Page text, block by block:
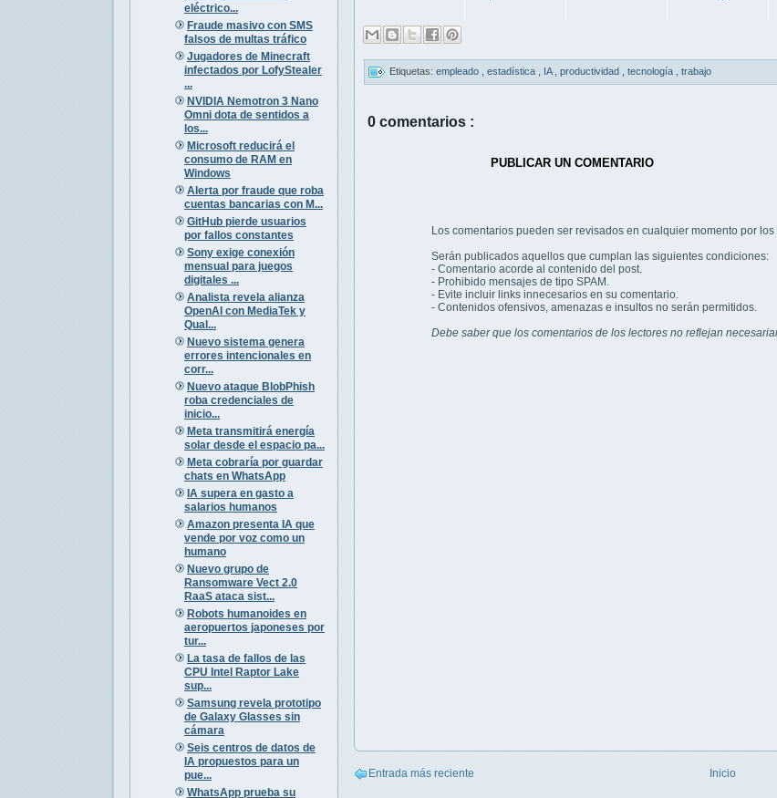
eléctrico...
Fraude masivo con SMS
falsos de multas tráfico
Jugadores de Minecraft
infectados por LofyStealer
...
NVIDIA Nemotron 3 Nano
Omni dota de sentidos a
los...
Microsoft reducirá el
consumo de RAM en
Windows
Alerta por fraude que roba
cuentas bancarias con M...
GitHub pierde usuarios
por fallos constantes
Sony exige conexión
mensual para juegos
digitales ...
Analista revela alianza
OpenAI con MediaTek y
Qual...
Nuevo sistema genera
errores intencionales en
corr...
Nuevo ataque BlobPhish
roba credenciales de
inicio...
Meta transmitirá energía
solar desde el espacio pa...
Meta cobraría por guardar
chats en WhatsApp
IA supera en gasto a
salarios humanos
Amazon presenta IA que
vende por voz como un
humano
Nuevo grupo de
Ransomware Vect 2.0
RaaS ataca sist...
Robots humanoides en
aeropuertos japoneses por
tur...
La tasa de fallos de las
CPU Intel Raptor Lake
sup...
Samsung revela prototipo
de Galaxy Glasses sin
cámara
Seis centros de datos de
IA propuestos para un
pue...
WhatsApp prueba su
Etiquetas: empleado estadística IA productividad tecnología trabajo
0 comentarios :
PUBLICAR UN COMENTARIO
Los comentarios pueden ser revisados en cualquier momento por
Serán publicados aquellos que cumplan las siguientes condiciones:
- Comentario acorde al contenido del post.
- Prohibido mensajes de tipo SPAM.
- Evite incluir links innecesarios en su comentario.
- Contenidos ofensivos, amenazas e insultos no serán permitidos.
Debe saber que los comentarios de los lectores no reflejan
Entrada más reciente Inicio